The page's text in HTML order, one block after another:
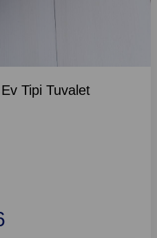
Tipi Tuvalet